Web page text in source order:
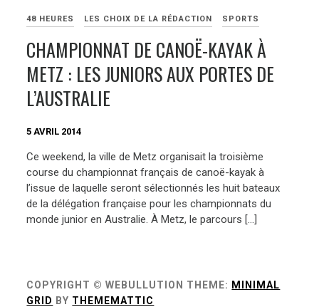
48 HEURES LES CHOIX DE LA RÉDACTION SPORTS
CHAMPIONNAT DE CANOË-KAYAK À
METZ : LES JUNIORS AUX PORTES DE
L’AUSTRALIE
5 AVRIL 2014
Ce weekend, la ville de Metz organisait la troisième
course du championnat français de canoë-kayak à
l’issue de laquelle seront sélectionnés les huit bateaux
de la délégation française pour les championnats du
monde junior en Australie. À Metz, le parcours […]
COPYRIGHT © WEBULLUTION THEME: MINIMAL
GRID BY THEMEMATTIC